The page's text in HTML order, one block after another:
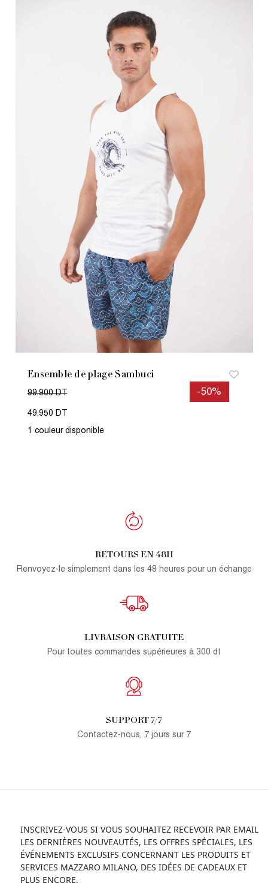
Ensemble de plage Sambuci
-50%
99.900 DT
49.950 DT
1 couleur disponible
RETOURS EN 48H
Renvoyez-le simplement dans les 48 heures pour un échange
LIVRAISON GRATUITE
Pour toutes commandes supérieures à 300 dt
SUPPORT 7/7
Contactez-nous, 7 jours sur 7
INSCRIVEZ-VOUS SI VOUS SOUHAITEZ RECEVOIR PAR EMAIL
LES DERNIÈRES NOUVEAUTÉS, LES OFFRES SPÉCIALES, LES
ÉVÉNEMENTS EXCLUSIFS CONCERNANT LES PRODUITS ET
SERVICES MAZZARO MILANO, DES IDÉES DE CADEAUX ET
PLUS ENCORE.